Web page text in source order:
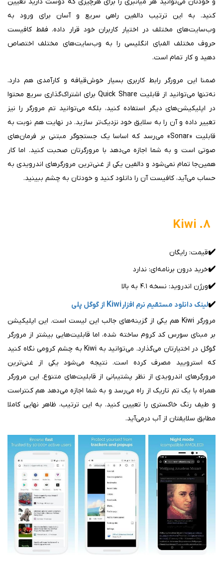
و خودتان می‌توانید هر میانبری را برای هرچیزی که دوست دارید تعیین
کنید. به این ترتیب دالفین راهی سریع و آسان برای ورود به
وب‌سایت‌های مختلف در اختیار کاربران خود قرار داده. فقط کافیست
حروف مختلف الفبای انگلیسی را به وب‌سایت‌های مختلف اختصاص
دهید و کار تمام است.
ضمنا این مرورگر رابط کاربری بسیار خوش‌قیافه‌ و کارآمدی هم دارد.
نه‌تنها می‌توانید از قابلیت Quick Share برای اشتراک‌گذاری سریع محتوا
در اپلیکیشن‌های دیگر استفاده کنید، بلکه می‌توانید تم مرورگر را نیز
تغییر داده و آن را به سلایق خود نزدیک‌تر سازید. در نهایت هم نوبت به
قابلیت «Sonar» می‌رسد که اساسا یک جستجوگر مبتنی بر فرمان‌های
صوتی است و به شما اجازه می‌دهد با مرورگرتان صحبت کنید. اما کار
همین‌جا تمام نمی‌شود و دالفین یکی از غنی‌ترین مرورگرهای اندرویدی به
حساب می‌آید، کافیست آن را دانلود کنید و خودتان به چشم ببینید.
۸. Kiwi
✔️قیمت: رایگان
✔️خرید درون برنامه‌ای: ندارد
✔️ورژن اندروید: نسخه ۴.۱ به بالا
✔️لینک دانلود مستقیم نرم افزارKiwi از گوگل پلی
مرورگر Kiwi هم یکی از گزینه‌های جالب این لیست است. این اپلیکیشن
بر مبنای سورس کد کروم ساخته شده، اما قابلیت‌هایی بیشتر از مرورگر
گوگل در اختیارتان می‌گذارد. می‌توانید به Kiwi به چشم کرومی نگاه کنید
که استرویید مصرف کرده است. نتیجه می‌شود یکی از غنی‌ترین
مرورگرهای اندرویدی از نظر پشتیبانی از قابلیت‌های متنوع. این مرورگر
همراه با یک تم تاریک از راه می‌رسد و به شما اجازه می‌دهد هم کنتراست
و طیف رنگ خاکستری را تعیین کنید. به این ترتیب، ظاهر نهایی کاملا
مطابق سلایقتان از آب درمی‌آید.